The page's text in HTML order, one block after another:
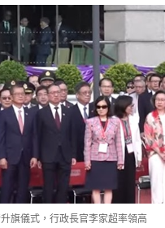
旗儀式，行政長官李家超率領高